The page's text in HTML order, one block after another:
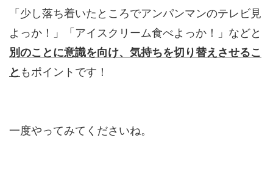
「少し落ち着いたところでアンパンマンのテレビ見
よっか！」「アイスクリーム食べよっか！」などと
別のことに意識を向け、気持ちを切り替えさせるこ
と もポイントです！
一度やってみてくださいね。